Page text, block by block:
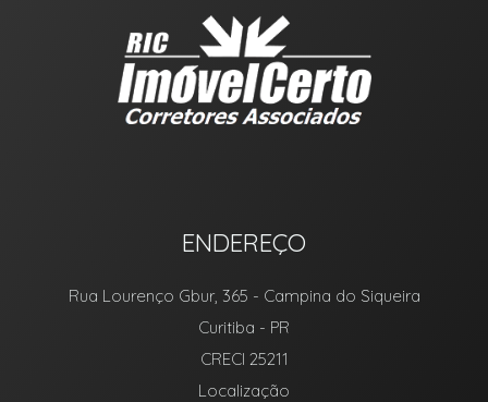
ENDEREÇO
Rua Lourenço Gbur, 365 - Campina do Siqueira
Curitiba - PR
CRECI 25211
Localização